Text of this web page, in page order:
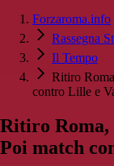
Forzaroma.info
Rassegna
Il Tempo
Ritiro
contro Lille e
Ritiro Roma,
Poi match